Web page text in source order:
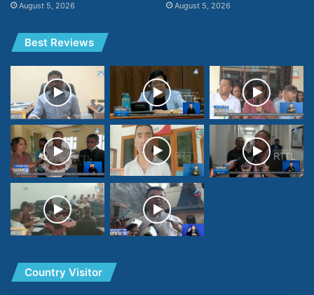
August 5, 2026 August 5, 2026
Best Reviews
Country Visitor